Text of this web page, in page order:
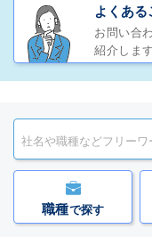
よくあ
お問い合
紹介します
職種で探す